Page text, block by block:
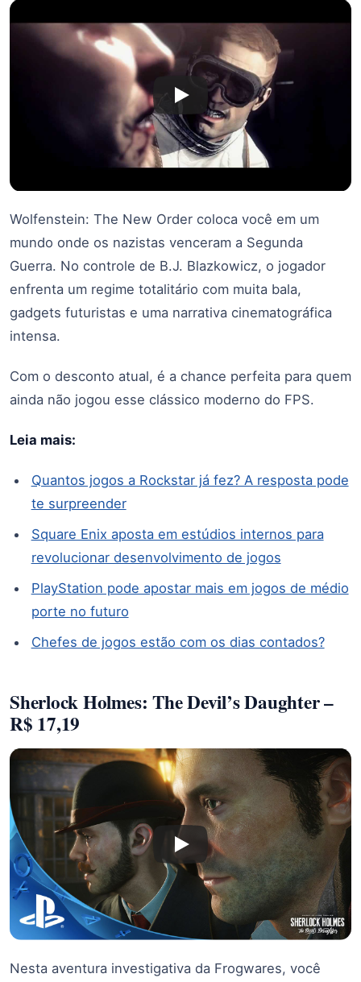
Wolfenstein: The New Order coloca você em um
mundo onde os nazistas venceram a Segunda
Guerra. No controle de B.J. Blazkowicz, o jogador
enfrenta um regime totalitário com muita bala,
gadgets futuristas e uma narrativa cinematográfica
intensa.
Com o desconto atual, é a chance perfeita para quem
ainda não jogou esse clássico moderno do FPS.
Leia mais:
Quantos jogos a Rockstar já fez? A resposta pode
te surpreender
Square Enix aposta em estúdios internos para
revolucionar desenvolvimento de jogos
PlayStation pode apostar mais em jogos de médio
porte no futuro
Chefes de jogos estão com os dias contados?
Sherlock Holmes: The Devil’s Daughter –
R$ 17,19
Nesta aventura investigativa da Frogwares, você